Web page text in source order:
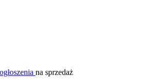
na sprzedaż